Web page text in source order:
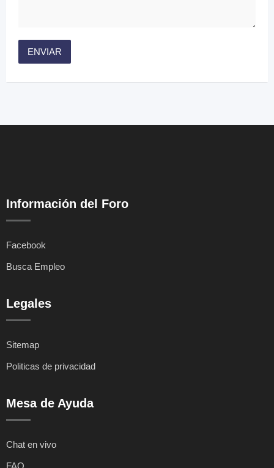
Información del Foro
Facebook
Busca Empleo
Legales
Sitemap
Politicas de privacidad
Mesa de Ayuda
Chat en vivo